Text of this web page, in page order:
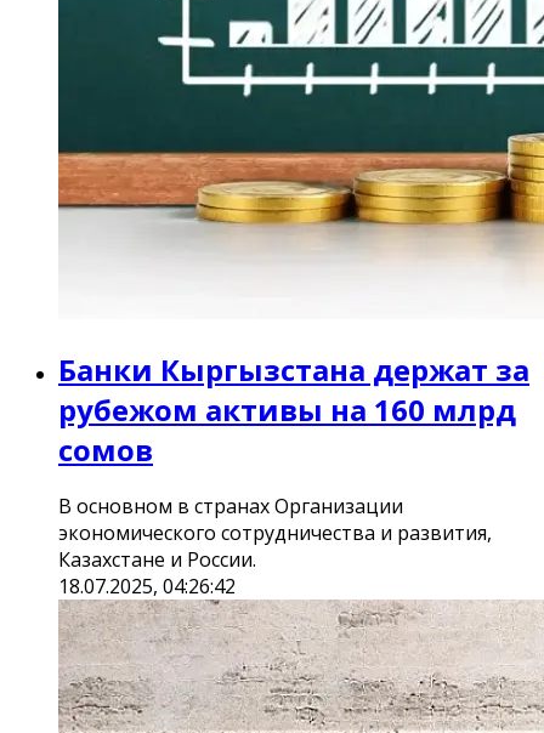
Банки Кыргызстана держат за
рубежом активы на 160 млрд
сомов
В основном в странах Организации
экономического сотрудничества и развития,
Казахстане и России.
18.07.2025, 04:26:42